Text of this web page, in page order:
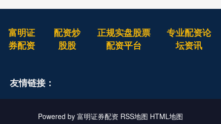
富明证
券配资
配资炒
股股
正规实盘股票
配资平台
专业配资论
坛资讯
友情链接：
Powered by 富明证券配资 RSS地图 HTML地图